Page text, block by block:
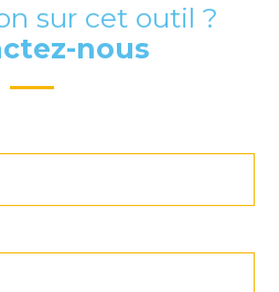
sur cet outil ?
nous